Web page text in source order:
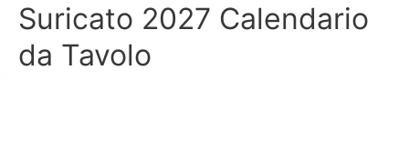
Suricato 2027 Calendario
da Tavolo